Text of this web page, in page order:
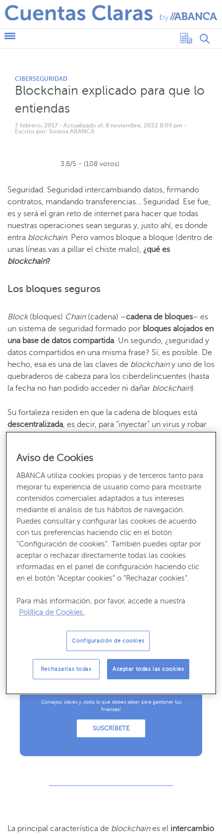
CIBERSEGURIDAD
Blockchain explicado para que lo
entiendas
7 febrero, 2017 - Actualizado el: 8 noviembre, 2022 8:09 pm -
Escrito por: Somos ABANCA
3.8/5 - (108 votos)
Seguridad. Seguridad intercambiando datos, firmando
contratos, mandando transferencias… Seguridad. Ese fue,
es y será el gran reto de internet para hacer que todas
nuestras operaciones sean seguras y, justo ahí, es donde
entra blockchain. Pero vamos bloque a bloque (dentro de
unas líneas vas a pillar el chiste malo), ¿qué es
blockchain?
Los bloques seguros
Block(bloques) Chain(cadena) –cadena de bloques– es
un sistema de seguridad formado por bloques alojados en
una base de datos compartida. Un segundo, ¿seguridad y
datos compartidos en una misma frase? Sí, es posible. De
hecho, esa es una de las claves de blockchainy uno de los
quebraderos de cabeza para los ciberdelincuentes (hasta
la fecha no han podido acceder ni dañar blockchain).
Su fortaleza residen en que la cadena de bloques está
descentralizada, es decir, para “inyectar” un virus y robar
se accede a través de criptografía avanzada (jeroglíficos
modernos que cifran la información en códigos).
Blockchain, que empieza a tomar cuerpo como
alternativa de seguridad, nació como el sistema que
protegía a las criptomonedas, más conocidas como
bitcoins.
Esta fortaleza se debe a que la cadena
de bloques está descentralizada, es
información, habría que infectar, uno a
a la base de datos.
Recibe nuestros contenidos más
Consejos, claves y ¡todo lo que debes saber para gestionar tus
finanzas!
SUSCRÍBETE
La principal característica de blockchaines el intercambio
Aviso de Cookies
ABANCA utiliza cookies propias y de terceros tanto para
mejorar tu experiencia de usuario como para mostrarte
contenidos comerciales adaptados a tus intereses
mediante el análisis de tus hábitos de navegación.
Puedes consultar y configurar las cookies de acuerdo
con tus preferencias haciendo clic en el botón
“Configuración de cookies”. También puedes optar por
aceptar o rechazar directamente todas las cookies
informadas en el panel de configuración haciendo clic
en el botón “Aceptar cookies” o “Rechazar cookies”.
Para más información, por favor, accede a nuestra
Política de Cookies.
Configuración de cookies
Rechazarlas todas Aceptar todas las cookies